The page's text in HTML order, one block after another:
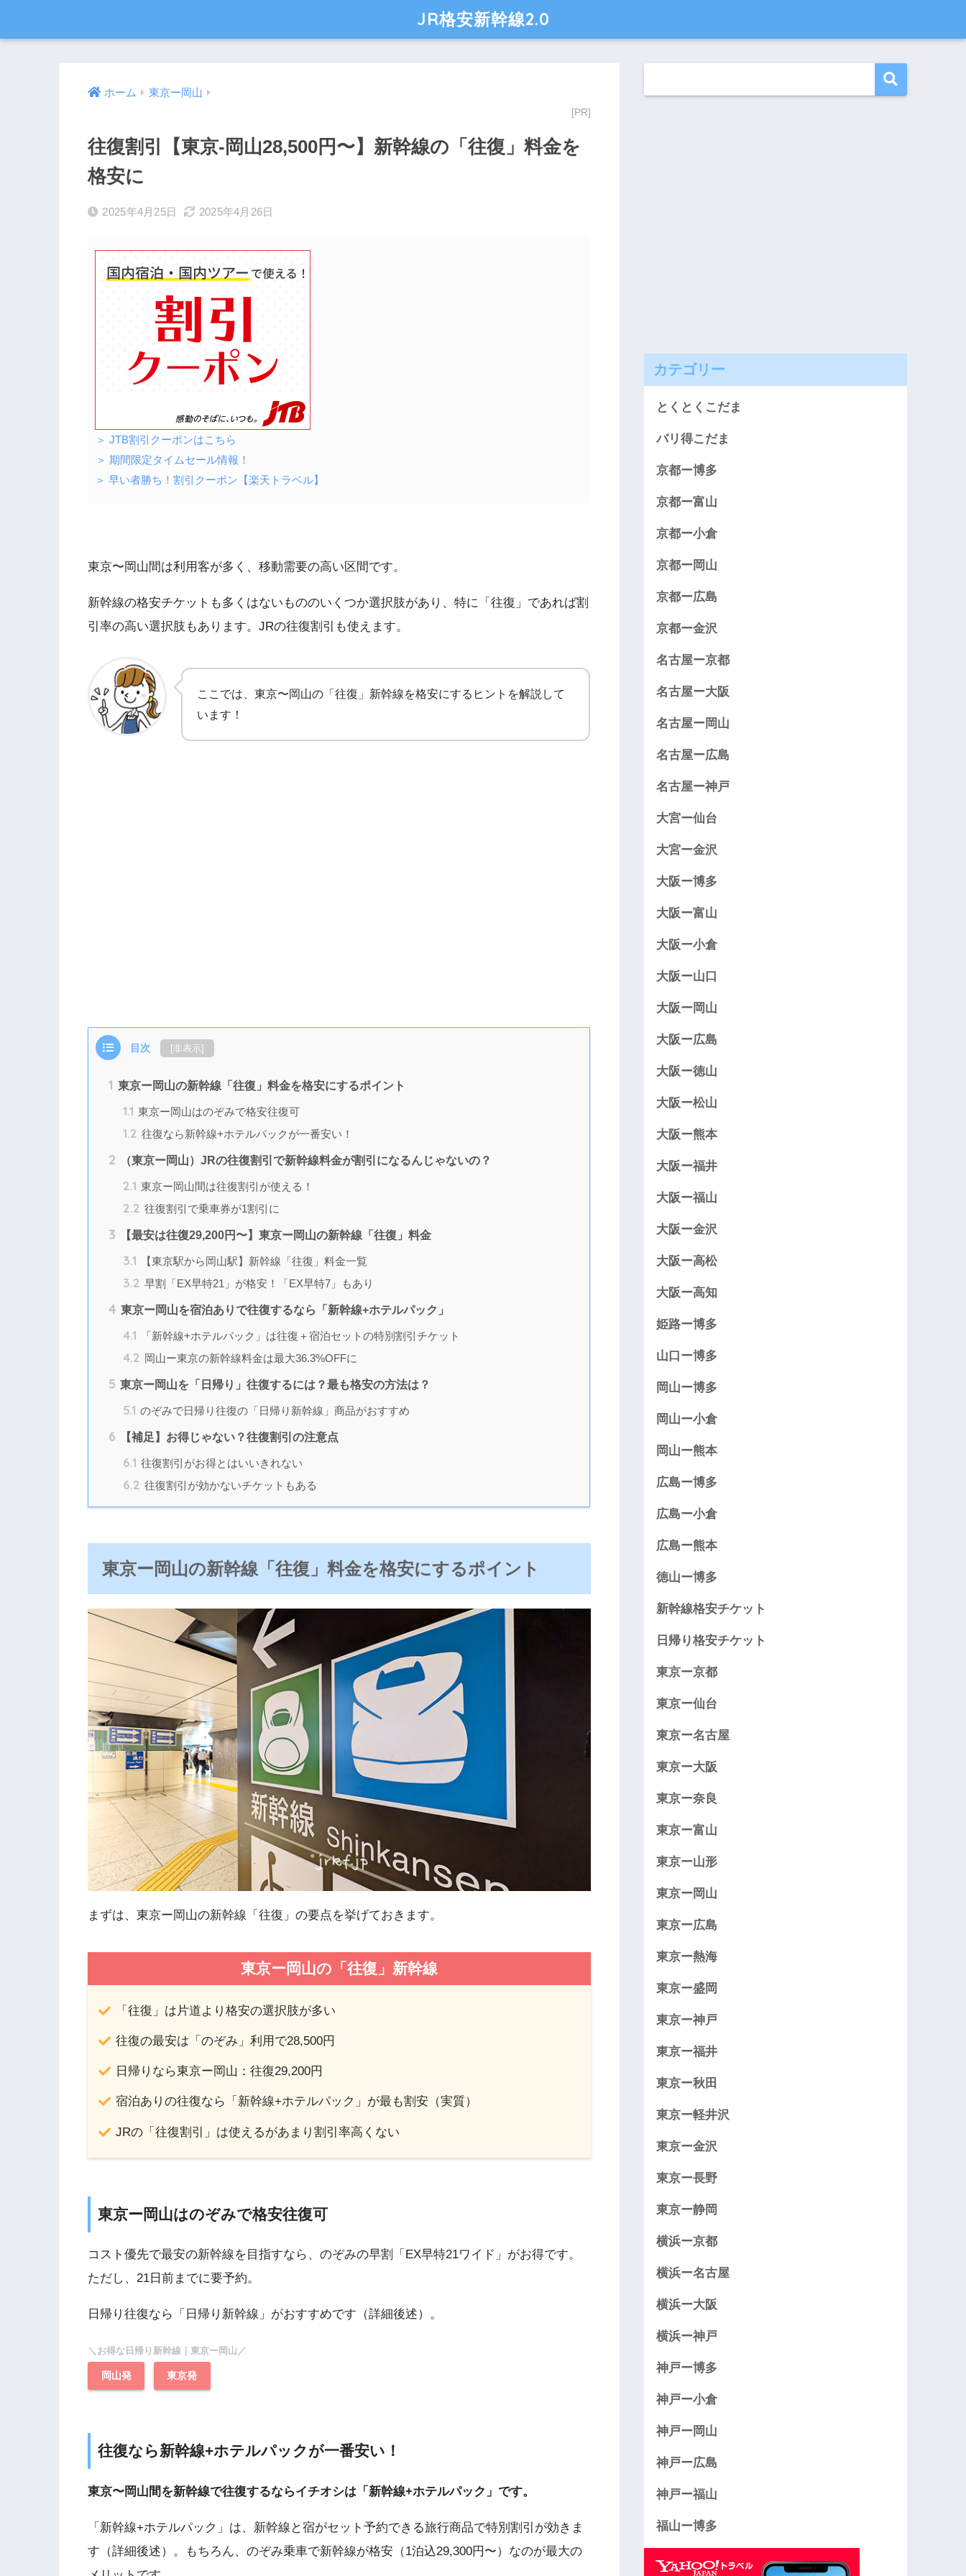
JR格安新幹線2.0
ホーム 東京ー岡山
往復割引【東京-岡山28,500円〜】新幹線の「往復」料金を
格安に
2025年4月25日 2025年4月26日
＞ JTB割引クーポンはこちら
＞ 期間限定タイムセール情報！
＞ 早い者勝ち！割引クーポン【楽天トラベル】
東京〜岡山間は利用客が多く、移動需要の高い区間です。
新幹線の格安チケットも多くはないもののいくつか選択肢があり、特に「往復」であれば割
引率の高い選択肢もあります。JRの往復割引も使えます。
ここでは、東京〜岡山の「往復」新幹線を格安にするヒントを解説して
います！
目次 [非表示]
1 東京ー岡山の新幹線「往復」料金を格安にするポイント
1.1 東京ー岡山はのぞみで格安往復可
1.2 往復なら新幹線+ホテルパックが一番安い！
2 （東京ー岡山）JRの往復割引で新幹線料金が割引になるんじゃないの？
2.1 東京ー岡山間は往復割引が使える！
2.2 往復割引で乗車券が1割引に
3 【最安は往復29,200円〜】東京ー岡山の新幹線「往復」料金
3.1 【東京駅から岡山駅】新幹線「往復」料金一覧
3.2 早割「EX早特21」が格安！「EX早特7」もあり
4 東京ー岡山を宿泊ありで往復するなら「新幹線+ホテルパック」
4.1 「新幹線+ホテルパック」は往復＋宿泊セットの特別割引チケット
4.2 岡山ー東京の新幹線料金は最大36.3%OFFに
5 東京ー岡山を「日帰り」往復するには？最も格安の方法は？
5.1 のぞみで日帰り往復の「日帰り新幹線」商品がおすすめ
6 【補足】お得じゃない？往復割引の注意点
6.1 往復割引がお得とはいいきれない
6.2 往復割引が効かないチケットもある
東京ー岡山の新幹線「往復」料金を格安にするポイント
まずは、東京ー岡山の新幹線「往復」の要点を挙げておきます。
東京ー岡山の「往復」新幹線
「往復」は片道より格安の選択肢が多い
往復の最安は「のぞみ」利用で28,500円
日帰りなら東京ー岡山：往復29,200円
宿泊ありの往復なら「新幹線+ホテルパック」が最も割安（実質）
JRの「往復割引」は使えるがあまり割引率高くない
東京ー岡山はのぞみで格安往復可
コスト優先で最安の新幹線を目指すなら、のぞみの早割「EX早特21ワイド」がお得です。
ただし、21日前までに要予約。
日帰り往復なら「日帰り新幹線」がおすすめです（詳細後述）。
＼お得な日帰り新幹線｜東京ー岡山／
岡山発 東京発
往復なら新幹線+ホテルパックが一番安い！
東京〜岡山間を新幹線で往復するならイチオシは「新幹線+ホテルパック」です。
「新幹線+ホテルパック」は、新幹線と宿がセット予約できる旅行商品で特別割引が効きま
す（詳細後述）。もちろん、のぞみ乗車で新幹線が格安（1泊込29,300円〜）なのが最大の
カテゴリー
とくとくこだま
バリ得こだま
京都ー博多
京都ー富山
京都ー小倉
京都ー岡山
京都ー広島
京都ー金沢
名古屋ー京都
名古屋ー大阪
名古屋ー岡山
名古屋ー広島
名古屋ー神戸
大宮ー仙台
大宮ー金沢
大阪ー博多
大阪ー富山
大阪ー小倉
大阪ー山口
大阪ー岡山
大阪ー広島
大阪ー徳山
大阪ー松山
大阪ー熊本
大阪ー福井
大阪ー福山
大阪ー金沢
大阪ー高松
大阪ー高知
姫路ー博多
山口ー博多
岡山ー博多
岡山ー小倉
岡山ー熊本
広島ー博多
広島ー小倉
広島ー熊本
徳山ー博多
新幹線格安チケット
日帰り格安チケット
東京ー京都
東京ー仙台
東京ー名古屋
東京ー大阪
東京ー奈良
東京ー富山
東京ー山形
東京ー岡山
東京ー広島
東京ー熱海
東京ー盛岡
東京ー神戸
東京ー福井
東京ー秋田
東京ー軽井沢
東京ー金沢
東京ー長野
東京ー静岡
横浜ー京都
横浜ー名古屋
横浜ー大阪
横浜ー神戸
神戸ー博多
神戸ー小倉
神戸ー岡山
神戸ー広島
神戸ー福山
福山ー博多